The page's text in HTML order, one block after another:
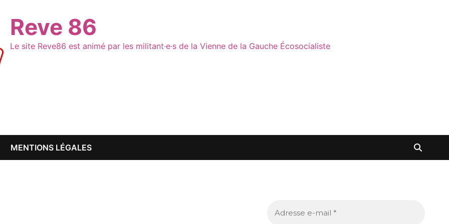
Reve 86
Le site Reve86 est animé par les militant·e·s de la Vienne de la Gauche Écosocialiste
MENTIONS LÉGALES